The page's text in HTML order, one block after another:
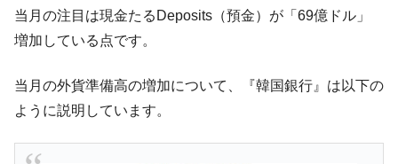
にぶん殴る法案」提出！⇒ クーパン問題は合衆国企業に対
する差別。許してはおかぬ
他人事のような発言。
『Money1』
韓国半導体『SKハイニックス』2026年2Qの
『Money1』
当月の注目は現金たるDeposits（預金）が「69億ドル」
増加している点です。
当月の外貨準備高の増加について、『韓国銀行』は以下の
ように説明しています。